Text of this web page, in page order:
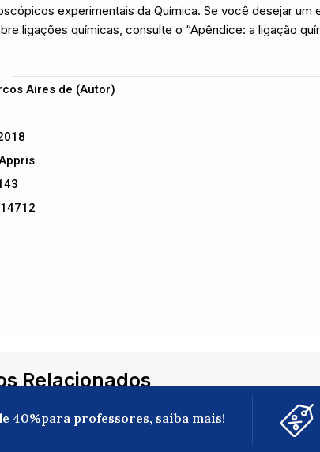
experimentais da Química. Se você desejar
ligações químicas, consulte o “Apêndice: a ligação
Aires de (Autor)
Relacionados
40%para professores, saiba mais!